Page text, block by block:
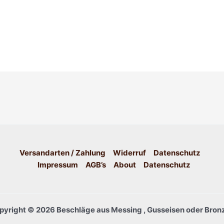
Versandarten / Zahlung Widerruf
Datenschutz
Impressum
AGB’s About Datenschutz
© 2026 Beschläge aus Messing , Gusseisen oder